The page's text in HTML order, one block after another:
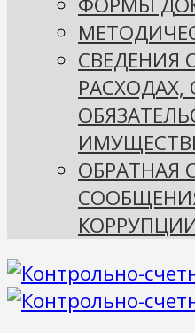
СВЕДЕНИЯ
ОБРАТНАЯ